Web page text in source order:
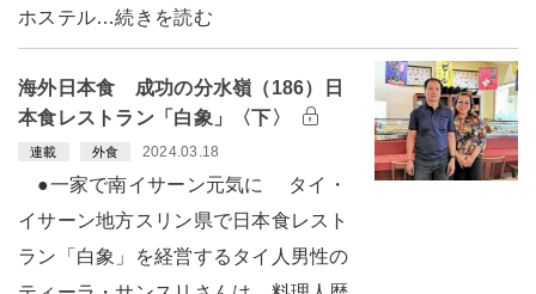
ホステル…続きを読む
海外日本食 成功の分水嶺（186）日
本食レストラン「白象」〈下〉
連載 外食 2024.03.18
●一家で南イサーン元気に タイ・
イサーン地方スリン県で日本食レスト
ラン「白象」を経営するタイ人男性の